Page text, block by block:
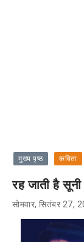
मुख्य पृष्ठ कविता
रह जाती है
सोमवार, सितंबर 27,